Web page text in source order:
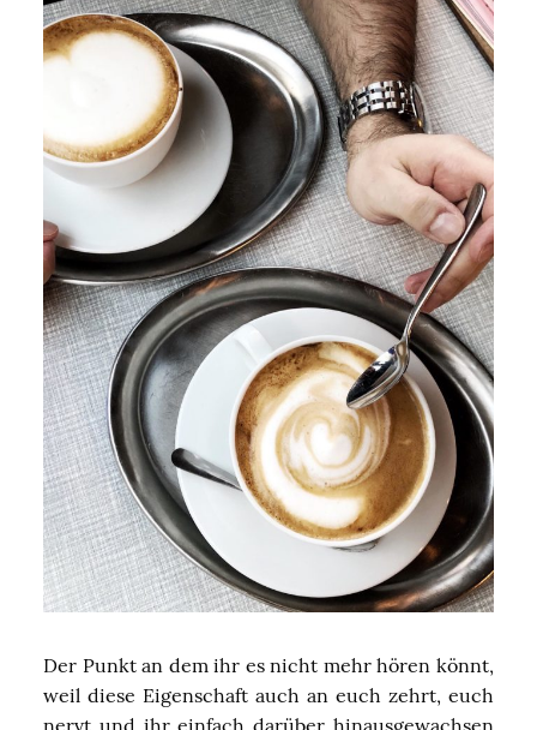
Der Punkt an dem ihr es nicht mehr hören könnt,
weil diese Eigenschaft auch an euch zehrt, euch
nervt und ihr einfach darüber hinausgewachsen